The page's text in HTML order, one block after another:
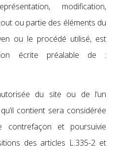
modification,
ou partie des éléments du
ou le procédé utilisé, est
écrite préalable de :
du site ou de l’un
contient sera considérée
contrefaçon et poursuivie
des articles L.335-2 et